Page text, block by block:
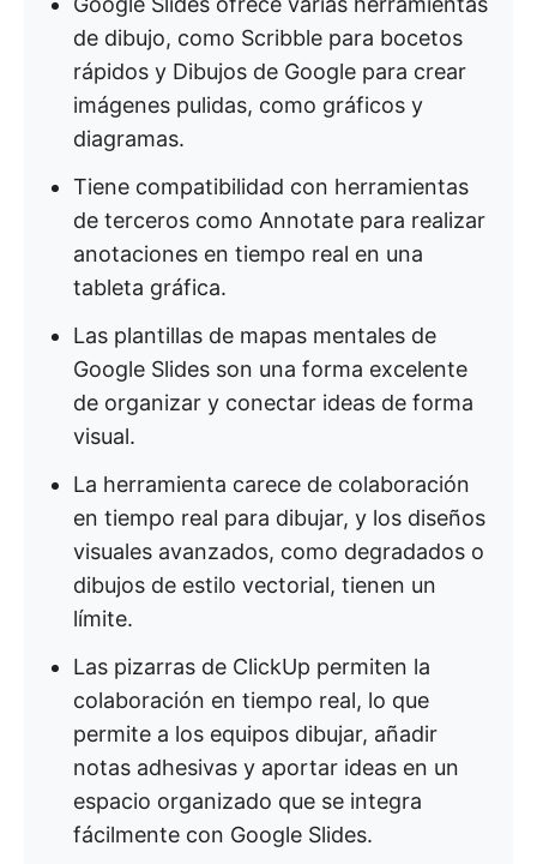
de dibujo, como Scribble para bocetos
rápidos y Dibujos de Google para crear
imágenes pulidas, como gráficos y
diagramas.
Tiene compatibilidad con herramientas
de terceros como Annotate para realizar
anotaciones en tiempo real en una
tableta gráfica.
Las plantillas de mapas mentales de
Google Slides son una forma excelente
de organizar y conectar ideas de forma
visual.
La herramienta carece de colaboración
en tiempo real para dibujar, y los diseños
visuales avanzados, como degradados o
dibujos de estilo vectorial, tienen un
límite.
Las pizarras de ClickUp permiten la
colaboración en tiempo real, lo que
permite a los equipos dibujar, añadir
notas adhesivas y aportar ideas en un
espacio organizado que se integra
fácilmente con Google Slides.